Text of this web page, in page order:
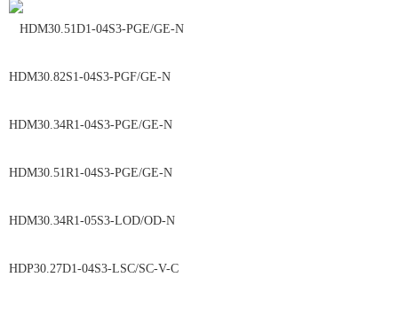
HDM30.51D1-04S3-PGE/GE-N
HDM30.82S1-04S3-PGF/GE-N
HDM30.34R1-04S3-PGE/GE-N
HDM30.51R1-04S3-PGE/GE-N
HDM30.34R1-05S3-LOD/OD-N
HDP30.27D1-04S3-LSC/SC-V-C